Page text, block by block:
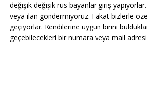
değişik değişik rus bayanlar giriş
veya ilan göndermiyoruz. Fakat bizlerle
geçiyorlar. Kendilerine uygun birini
geçebilecekleri bir numara veya mail